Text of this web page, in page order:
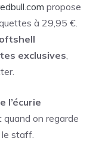
propose
à 29,95 €.
exclusives,
l’écurie
on regarde
staff.